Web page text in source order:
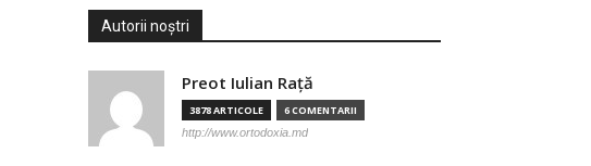
Autorii noștri
Preot Iulian Raţă
3878 ARTICOLE 6 COMENTARII
http://www.ortodoxia.md